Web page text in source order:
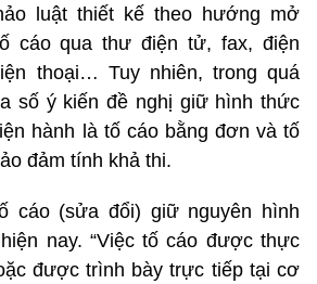
luật thiết kế theo hướng mở
cáo qua thư điện tử, fax, điện
thoại… Tuy nhiên, trong quá
số ý kiến đề nghị giữ hình thức
hành là tố cáo bằng đơn và tố
đảm tính khả thi.
cáo (sửa đổi) giữ nguyên hình
nay. “Việc tố cáo được thực
được trình bày trực tiếp tại cơ